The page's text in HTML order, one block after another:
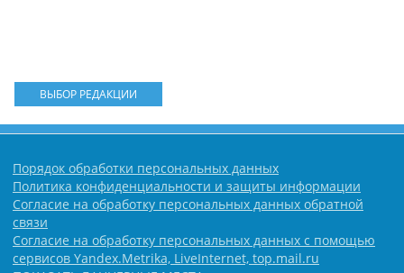
ВЫБОР РЕДАКЦИИ
Порядок обработки персональных данных
Политика конфиденциальности и защиты информации
Согласие на обработку персональных данных обратной
связи
Согласие на обработку персональных данных с помощью
сервисов Yandex.Metrika, LiveInternet, top.mail.ru